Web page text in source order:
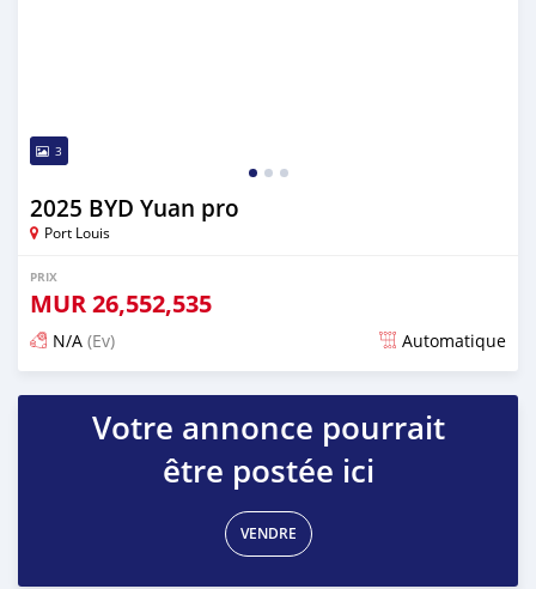
3
2025 BYD Yuan pro
Port Louis
PRIX
MUR26,552,535
N/A (Ev) Automatique
Publié il y a plus d'un an
Votre annonce pourrait
être postée ici
VENDRE